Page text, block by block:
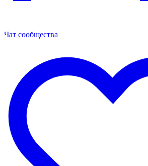
Чат сообщества